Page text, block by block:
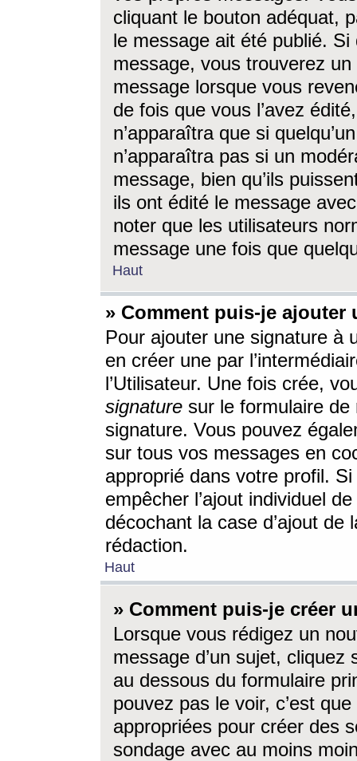
cliquant le bouton adéquat,
le message ait été publié. Si
message, vous trouverez
message lorsque vous
de fois que vous l’avez
n’apparaîtra que si
n’apparaîtra pas si un
message, bien qu’ils
ils ont édité le message
noter que les utilisateurs
message une fois que
Haut
» Comment puis-je ajouter
Pour ajouter une signature à
en créer une par
l’Utilisateur. Une fois crée,
signature sur le formulaire de
signature. Vous pouvez
sur tous vos messages en
approprié dans votre profil.
empêcher l’ajout individuel
décochant la case d’ajout
rédaction.
Haut
» Comment puis-je créer
Lorsque vous rédigez un
message d’un sujet, cliquez
au dessous du formulaire
pouvez pas le voir, c’est
appropriées pour créer des
sondage avec au moins